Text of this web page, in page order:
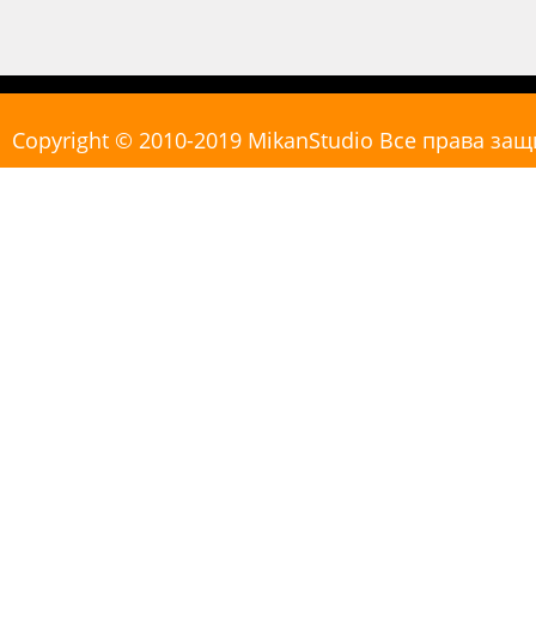
Copyright © 2010-2019 MikanStudio Все права